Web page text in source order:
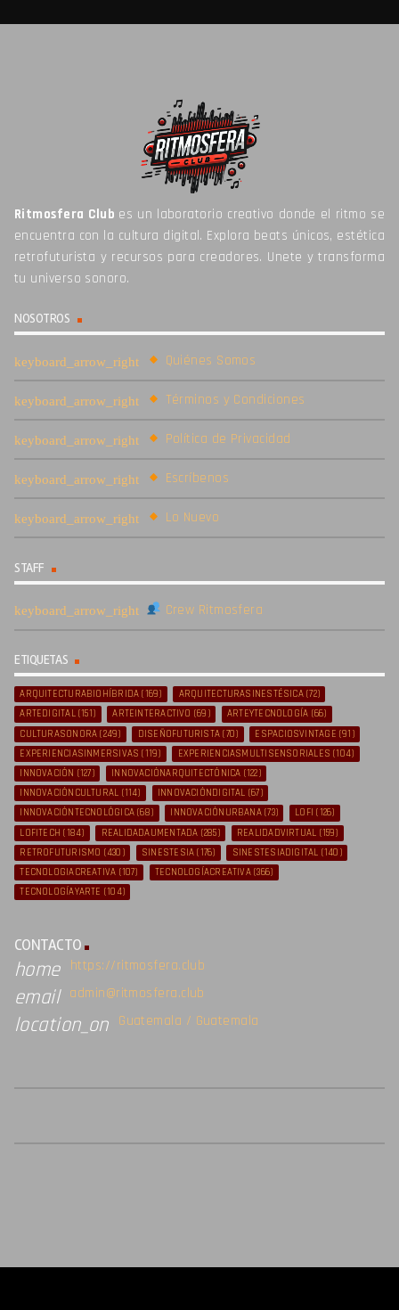
Ritmosfera Club es un laboratorio creativo donde el ritmo se
encuentra con la cultura digital. Explora beats únicos, estética
retrofuturista y recursos para creadores. Unete y transforma
tu universo sonoro.
NOSOTROS
Quiénes Somos
Términos y Condiciones
Política de Privacidad
Escríbenos
Lo Nuevo
STAFF
Crew Ritmosfera
ETIQUETAS
ARQUITECTURABIOHÍBRIDA (169) ARQUITECTURASINESTÉSICA(72)
ARTEDIGITAL(151) ARTEINTERACTIVO (69) ARTEYTECNOLOGÍA (66)
CULTURASONORA (249) DISEÑOFUTURISTA (70) ESPACIOSVINTAGE (91)
EXPERIENCIASINMERSIVAS (119) EXPERIENCIASMULTISENSORIALES (104)
INNOVACIÓN (127) INNOVACIÓNARQUITECTÓNICA (122)
INNOVACIÓNCULTURAL (114) INNOVACIÓNDIGITAL (67)
INNOVACIÓNTECNOLÓGICA (68) INNOVACIÓNURBANA(73) LOFI (126)
LOFITECH (184) REALIDADAUMENTADA (285) REALIDADVIRTUAL (159)
RETROFUTURISMO (430) SINESTESIA (176) SINESTESIADIGITAL (140)
TECNOLOGIACREATIVA (107) TECNOLOGÍACREATIVA(366)
TECNOLOGÍAYARTE (104)
CONTACTO
home https://ritmosfera.club
email admin@ritmosfera.club
location_on Guatemala / Guatemala